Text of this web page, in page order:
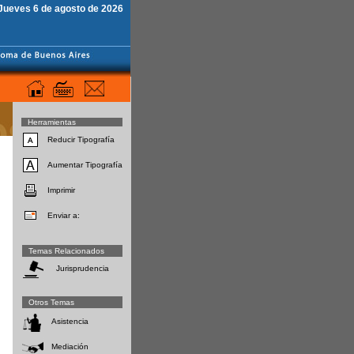
6 de agosto de 2026
Herramientas
Reducir Tipografía
Aumentar Tipografía
Imprimir
Enviar a:
Temas Relacionados
Jurisprudencia
Otros Temas
Asistencia
Mediación